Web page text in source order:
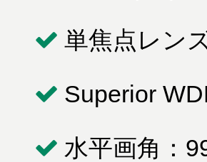
単焦点レン
Superior
水平画角：